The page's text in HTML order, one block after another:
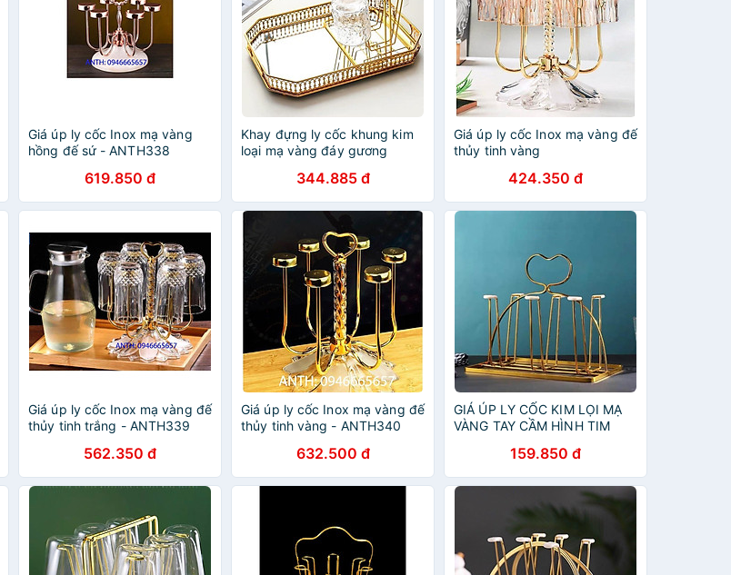
Giá úp ly cốc Inox mạ vàng
hồng đế sứ - ANTH338
619.850 đ
Khay đựng ly cốc khung kim
loại mạ vàng đáy gương
344.885 đ
Giá úp ly cốc Inox mạ vàng đế
thủy tinh vàng
424.350 đ
Giá úp ly cốc Inox mạ vàng đế
thủy tinh trắng - ANTH339
562.350 đ
Giá úp ly cốc Inox mạ vàng đế
thủy tinh vàng - ANTH340
632.500 đ
GIÁ ÚP LY CỐC KIM LỌI MẠ
VÀNG TAY CẦM HÌNH TIM
159.850 đ